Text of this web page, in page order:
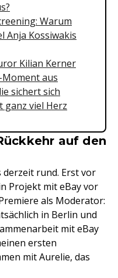
Warum
Anja Kossiwakis
Kilian Kerner
Moment aus
sichert sich
ganz viel Herz
auf den
rund. Erst vor
Projekt mit eBay vor
als Moderator:
in Berlin und
mit eBay
ersten
mit Aurelie, das